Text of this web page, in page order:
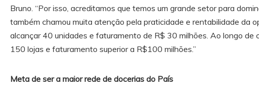
Bruno. “Por isso, acreditamos que temos um grande setor para
também chamou muita atenção pela praticidade e rentabilidade da
alcançar 40 unidades e faturamento de R$ 30 milhões. Ao longo de
150 lojas e faturamento superior a R$100 milhões.”
Meta de ser a maior rede de docerias do País